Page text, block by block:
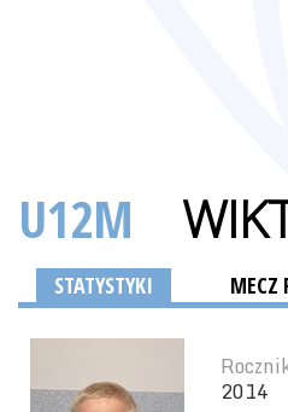
U12M
STATYSTYKI MECZ
2014